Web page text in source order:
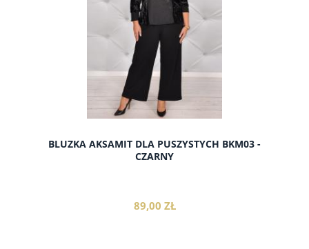
BLUZKA AKSAMIT DLA PUSZYSTYCH BKM03 -
CZARNY
89,00 ZŁ